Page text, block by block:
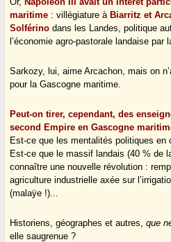
maritime : villégiature à Biarritz et
Solférino dans les Landes, politique
l’économie agro-pastorale landaise par
Sarkozy, lui, aime Arcachon, mais on
pour la Gascogne maritime.
Peut-on tirer, cependant, des
second Empire en Gascogne
Est-ce que les mentalités politiques en
Est-ce que le massif landais (40 % de
connaître une nouvelle révolution :
agriculture industrielle axée sur
(malaÿe !)...
Historiens, géographes et autres,que
elle saugrenue ?